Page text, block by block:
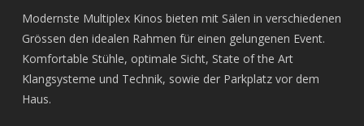
Modernste Multiplex Kinos bieten mit Sälen in verschiedenen
Grössen den idealen Rahmen für einen gelungenen Event.
Komfortable Stühle, optimale Sicht, State of the Art
Klangsysteme und Technik, sowie der Parkplatz vor dem
Haus.